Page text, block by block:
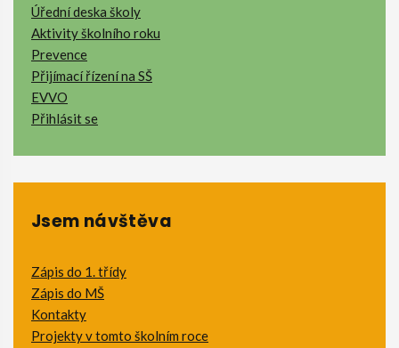
Úřední deska školy
Aktivity školního roku
Prevence
Přijímací řízení na SŠ
EVVO
Přihlásit se
Jsem návštěva
Zápis do 1. třídy
Zápis do MŠ
Kontakty
Projekty v tomto školním roce